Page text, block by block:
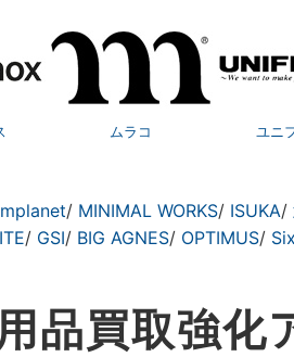
ムラコ ユニ
/ MINIMAL WORKS/ ISUKA/
/ GSI/ BIG AGNES/ OPTIMUS/
品買取強化